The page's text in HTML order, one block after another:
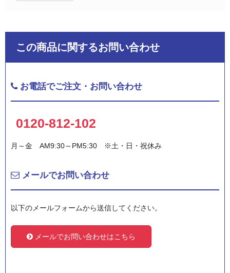
この商品に関するお問い合わせ
お電話でご注文・お問い合わせ
0120-812-102
月～金 AM9:30～PM5:30 ※土・日・祝休み
メールでお問い合わせ
以下のメールフォームから送信してください。
メールでお問い合わせはこちら